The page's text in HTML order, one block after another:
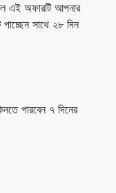
এই অফারটি আপনার
পাচ্ছেন সাথে ২৮ দিন
পারবেন ৭ দিনের